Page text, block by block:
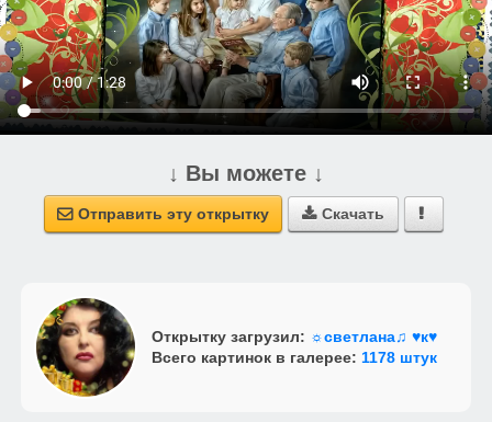
↓ Вы можете ↓
 Отправить эту открытку  Скачать 
Открытку загрузил: ☼светлана♫ ♥к♥
Всего картинок в галерее: 1178 штук